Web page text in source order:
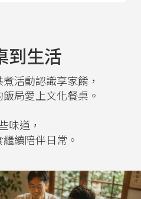
到生活
活動認識享家餚，
局愛上文化餐桌。
味道，
續陪伴日常。